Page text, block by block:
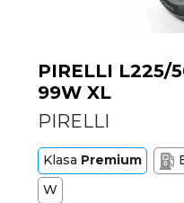
PIRELLI L225/
99W XL
PIRELLI
Klasa Premium
W